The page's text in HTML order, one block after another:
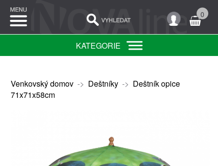
0
KATEGORIE
Venkovský domov-> Deštníky-> Deštník opice
71x71x58cm